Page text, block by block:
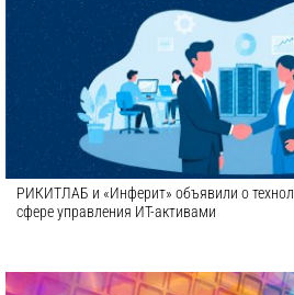
РИКИТЛАБ и «Инферит» объявили о
сфере управления ИТ-активами